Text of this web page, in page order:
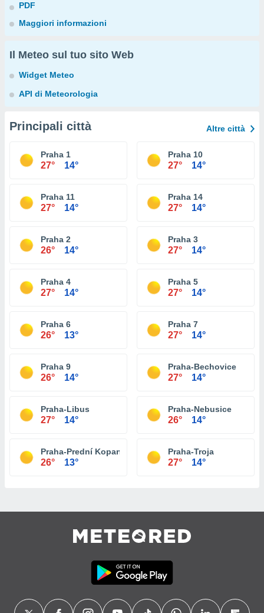
PDF
Maggiori informazioni
Il Meteo sul tuo sito Web
Widget Meteo
API di Meteorologia
Principali città Altre città
Praha 1
27° 14°
Praha 10
27° 14°
Praha 11
27° 14°
Praha 14
27° 14°
Praha 2
26° 14°
Praha 3
27° 14°
Praha 4
27° 14°
Praha 5
27° 14°
Praha 6
26° 13°
Praha 7
27° 14°
Praha 9
26° 14°
Praha-Bechovice
27° 14°
Praha-Libus
27° 14°
Praha-Nebusice
26° 14°
Praha-Prední Kopanina
26° 13°
Praha-Troja
27° 14°